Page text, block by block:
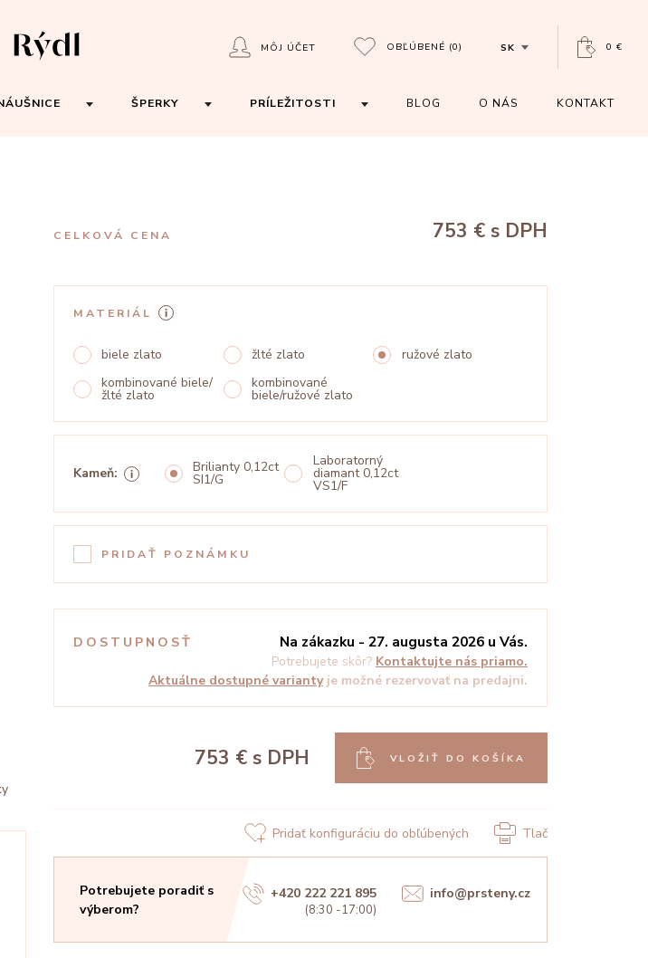
MÔJ ÚČET OBĽÚBENÉ (0) SK 0 €
ŠPERKY PRÍLEŽITOSTI BLOG O NÁS KONTAKT
CELKOVÁ CENA 753 € s DPH
MATERIÁL
biele zlato žlté zlato
ružové zlato
kombinované biele/
žlté zlato
kombinované
biele/ružové zlato
Kameň: Brilianty 0,12ct
SI1/G
Laboratorný
diamant 0,12ct
VS1/F
PRIDAŤ POZNÁMKU
DOSTUPNOSŤ Na zákazku - 27. augusta 2026 u Vás.
Potrebujete skôr? Kontaktujte nás priamo.
Aktuálne dostupné varianty je možné rezervovať na predajni.
753 € s DPH VLOŽIŤ DO KOŠÍKA
Pridať konfiguráciu do obľúbených Tlač
Potrebujete poradiť s
výberom?
+420 222 221 895
(8:30 -17:00)
info@prsteny.cz